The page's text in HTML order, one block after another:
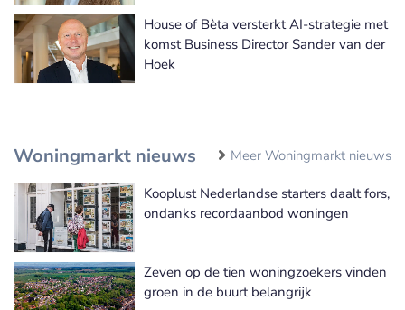
House of Bèta versterkt AI-strategie met
komst Business Director Sander van der
Hoek
Woningmarkt nieuws Meer Woningmarkt nieuws
Kooplust Nederlandse starters daalt fors,
ondanks recordaanbod woningen
Zeven op de tien woningzoekers vinden
groen in de buurt belangrijk